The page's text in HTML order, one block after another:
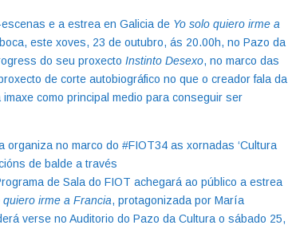
e a estrea en Galicia de Yo solo quiero irme a
este xoves, 23 de outubro, ás 20.00h, no Pazo da
do seu proxectoInstinto Desexo, no marco das
de corte autobiográfico no que o creador fala da
como principal medio para conseguir ser
no marco do #FIOT34 as xornadas ‘Cultura
de balde a través
de Sala do FIOT achegará ao público a estrea
quiero irme a Francia, protagonizada por María
verse no Auditorio do Pazo da Cultura o sábado 25,